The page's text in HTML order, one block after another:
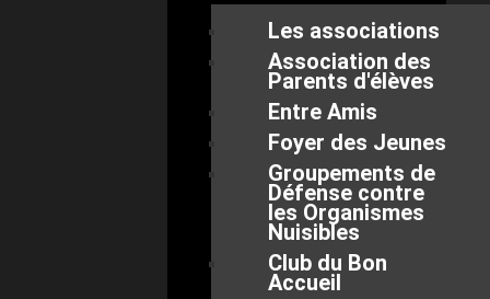
Les associations
Association des
Parents d'élèves
Entre Amis
Foyer des Jeunes
Groupements de
Défense contre
les Organismes
Nuisibles
Club du Bon
Accueil